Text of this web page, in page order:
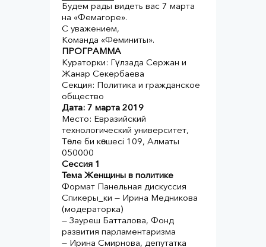
Будем рады видеть вас 7 марта
на «Фемагоре».
С уважением,
Команда «Феминиты».
ПРОГРАММА
Кураторки: Гүлзада Сержан и
Жанар Секербаева
Секция: Политика и гражданское
общество
Дата: 7 марта 2019
Место: Евразийский
технологический университет,
Төле би көшесі 109, Алматы
050000
Сессия 1
Тема Женщины в политике
Формат Панельная дискуссия
Спикеры_ки — Ирина Медникова
(модераторка)
— Зауреш Батталова, Фонд
развития парламентаризма
— Ирина Смирнова, депутатка